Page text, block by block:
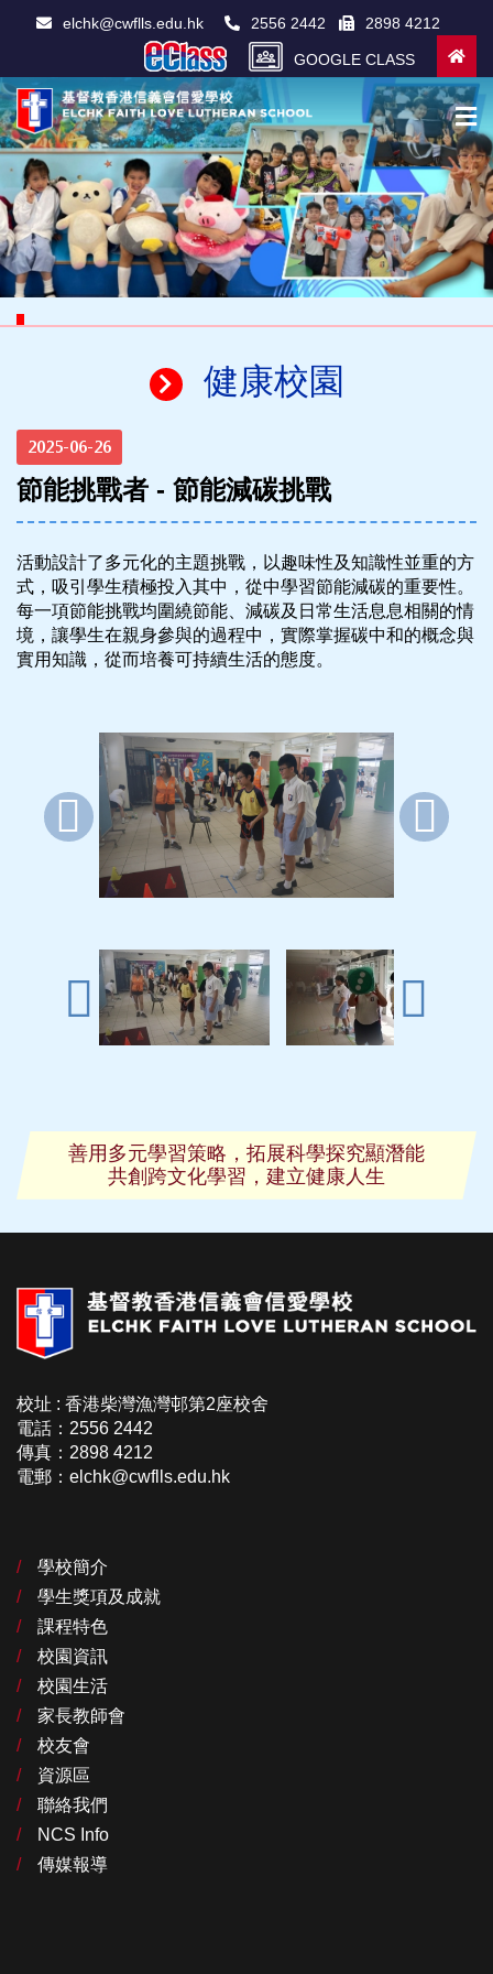
elchk@cwflls.edu.hk 2556 2442 2898 4212
GOOGLE CLASS
健康校園
2025-06-26
節能挑戰者 - 節能減碳挑戰
活動設計了多元化的主題挑戰，以趣味性及知識性並重的方
式，吸引學生積極投入其中，從中學習節能減碳的重要性。
每一項節能挑戰均圍繞節能、減碳及日常生活息息相關的情
境，讓學生在親身參與的過程中，實際掌握碳中和的概念與
實用知識，從而培養可持續生活的態度。
善用多元學習策略，拓展科學探究顯潛能
共創跨文化學習，建立健康人生
校址 : 香港柴灣漁灣邨第2座校舍
電話：2556 2442
傳真：2898 4212
電郵：elchk@cwflls.edu.hk
學校簡介
學生獎項及成就
課程特色
校園資訊
校園生活
家長教師會
校友會
資源區
聯絡我們
NCS Info
傳媒報導